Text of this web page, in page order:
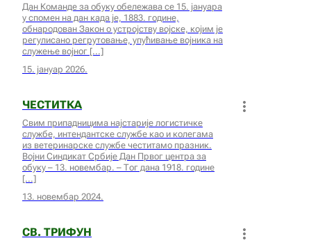
Дан Команде за обуку обележава се 15. јануара
у спомен на дан када је, 1883. године,
обнародован Закон о устројству војске, којим је
регулисано регрутовање, упућивање војника на
служење војног
15. јануар 2026.
ЧЕСТИТКА
Свим припадницима најстарије логистичке
службе, интендантске службе као и колегама
из ветеринарске службе честитамо празник.
Војни Синдикат Србије Дан Првог центра за
обуку – 13. новембар. – Тог дана 1918. године
13. новембар 2024.
СВ. ТРИФУН